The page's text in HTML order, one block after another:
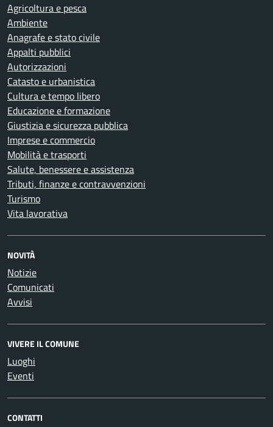
Agricoltura e pesca
Ambiente
Anagrafe e stato civile
Appalti pubblici
Autorizzazioni
Catasto e urbanistica
Cultura e tempo libero
Educazione e formazione
Giustizia e sicurezza pubblica
Imprese e commercio
Mobilità e trasporti
Salute, benessere e assistenza
Tributi, finanze e contravvenzioni
Turismo
Vita lavorativa
NOVITÀ
Notizie
Comunicati
Avvisi
VIVERE IL COMUNE
Luoghi
Eventi
CONTATTI